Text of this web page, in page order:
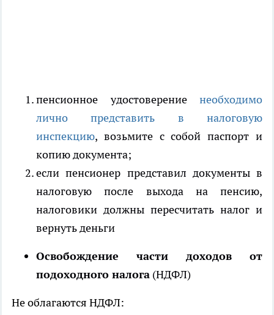
пенсионное удостоверение необходимо
лично представить в налоговую
инспекцию, возьмите с собой паспорт и
копию документа;
если пенсионер представил документы в
налоговую после выхода на пенсию,
налоговики должны пересчитать налог и
вернуть деньги
Освобождение части доходов от
подоходного налога (НДФЛ)
Не облагаются НДФЛ: